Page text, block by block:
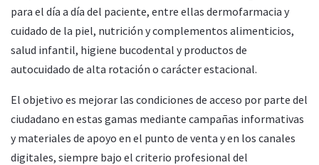
para el día a día del paciente, entre ellas dermofarmacia y
cuidado de la piel, nutrición y complementos alimenticios,
salud infantil, higiene bucodental y productos de
autocuidado de alta rotación o carácter estacional.
El objetivo es mejorar las condiciones de acceso por parte del
ciudadano en estas gamas mediante campañas informativas
y materiales de apoyo en el punto de venta y en los canales
digitales, siempre bajo el criterio profesional del